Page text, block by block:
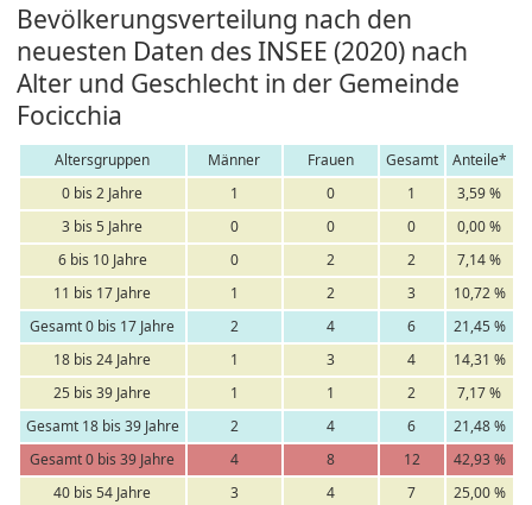
Bevölkerungsverteilung nach den
neuesten Daten des INSEE (2020) nach
Alter und Geschlecht in der Gemeinde
Focicchia
Altersgruppen Männer Frauen Gesamt
Anteile*
0 bis 2 Jahre
1 0 1
3,59 %
3 bis 5 Jahre
0 0 0
0,00 %
6 bis 10 Jahre
0 2 2
7,14 %
11 bis 17 Jahre
1 2 3
10,72 %
Gesamt 0 bis 17 Jahre
2 4 6
21,45 %
18 bis 24 Jahre
1 3 4
14,31 %
25 bis 39 Jahre
1 1 2
7,17 %
Gesamt 18 bis 39 Jahre
2 4 6
21,48 %
Gesamt 0 bis 39 Jahre
4 8 12
42,93 %
40 bis 54 Jahre
3 4 7
25,00 %